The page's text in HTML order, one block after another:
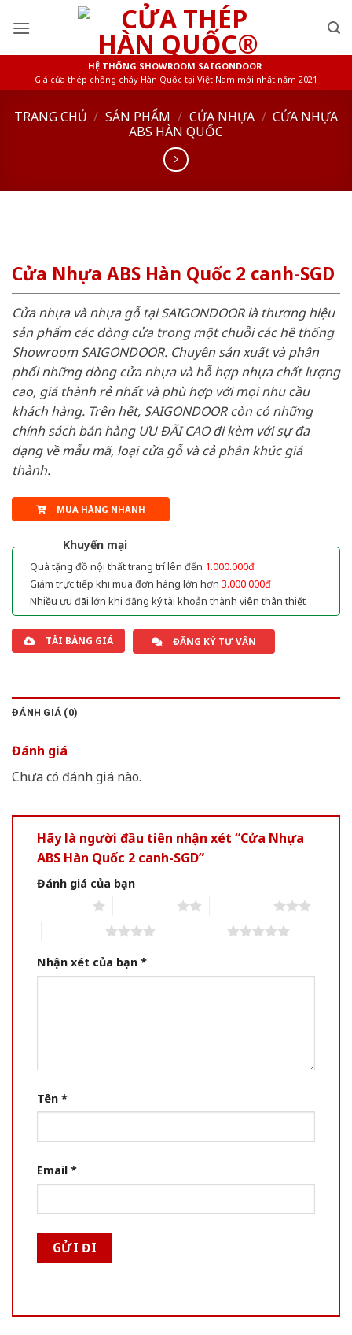
HỆ THỐNG SHOWROOM SAIGONDOOR
Giá cửa thép chống cháy Hàn Quốc tại Việt Nam mới nhất năm 2021
TRANG CHỦ / SẢN PHẨM / CỬA NHỰA / CỬA NHỰA
ABS HÀN QUỐC
Cửa Nhựa ABS Hàn Quốc 2 canh-SGD
Cửa nhựa và nhựa gỗ tại SAIGONDOOR là thương hiệu
sản phẩm các dòng cửa trong một chuỗi các hệ thống
Showroom SAIGONDOOR. Chuyên sản xuất và phân
phối những dòng cửa nhựa và hỗ hợp nhựa chất lượng
cao, giá thành rẻ nhất và phù hợp với mọi nhu cầu
khách hàng. Trên hết, SAIGONDOOR còn có những
chính sách bán hàng ƯU ĐÃI CAO đi kèm với sự đa
dạng về mẫu mã, loại cửa gỗ và cả phân khúc giá
thành.
MUA HÀNG NHANH
Khuyến mại
Quà tặng đồ nội thất trang trí lên đến 1.000.000đ
Giảm trực tiếp khi mua đơn hàng lớn hơn 3.000.000đ
Nhiều ưu đãi lớn khi đăng ký tài khoản thành viên thân thiết
TẢI BẢNG GIÁ ĐĂNG KÝ TƯ VẤN
ĐÁNH GIÁ (0)
Đánh giá
Chưa có đánh giá nào.
Hãy là người đầu tiên nhận xét “Cửa Nhựa
ABS Hàn Quốc 2 canh-SGD”
Đánh giá của bạn
Nhận xét của bạn *
Tên *
Email *